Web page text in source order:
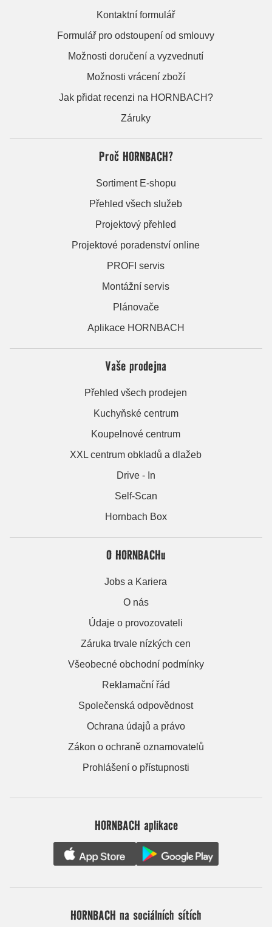
Kontaktní formulář
Formulář pro odstoupení od smlouvy
Možnosti doručení a vyzvednutí
Možnosti vrácení zboží
Jak přidat recenzi na HORNBACH?
Záruky
Proč HORNBACH?
Sortiment E-shopu
Přehled všech služeb
Projektový přehled
Projektové poradenství online
PROFI servis
Montážní servis
Plánovače
Aplikace HORNBACH
Vaše prodejna
Přehled všech prodejen
Kuchyňské centrum
Koupelnové centrum
XXL centrum obkladů a dlažeb
Drive - In
Self-Scan
Hornbach Box
O HORNBACHu
Jobs a Kariera
O nás
Údaje o provozovateli
Záruka trvale nízkých cen
Všeobecné obchodní podmínky
Reklamační řád
Společenská odpovědnost
Ochrana údajů a právo
Zákon o ochraně oznamovatelů
Prohlášení o přístupnosti
HORNBACH aplikace
HORNBACH na sociálních sítích